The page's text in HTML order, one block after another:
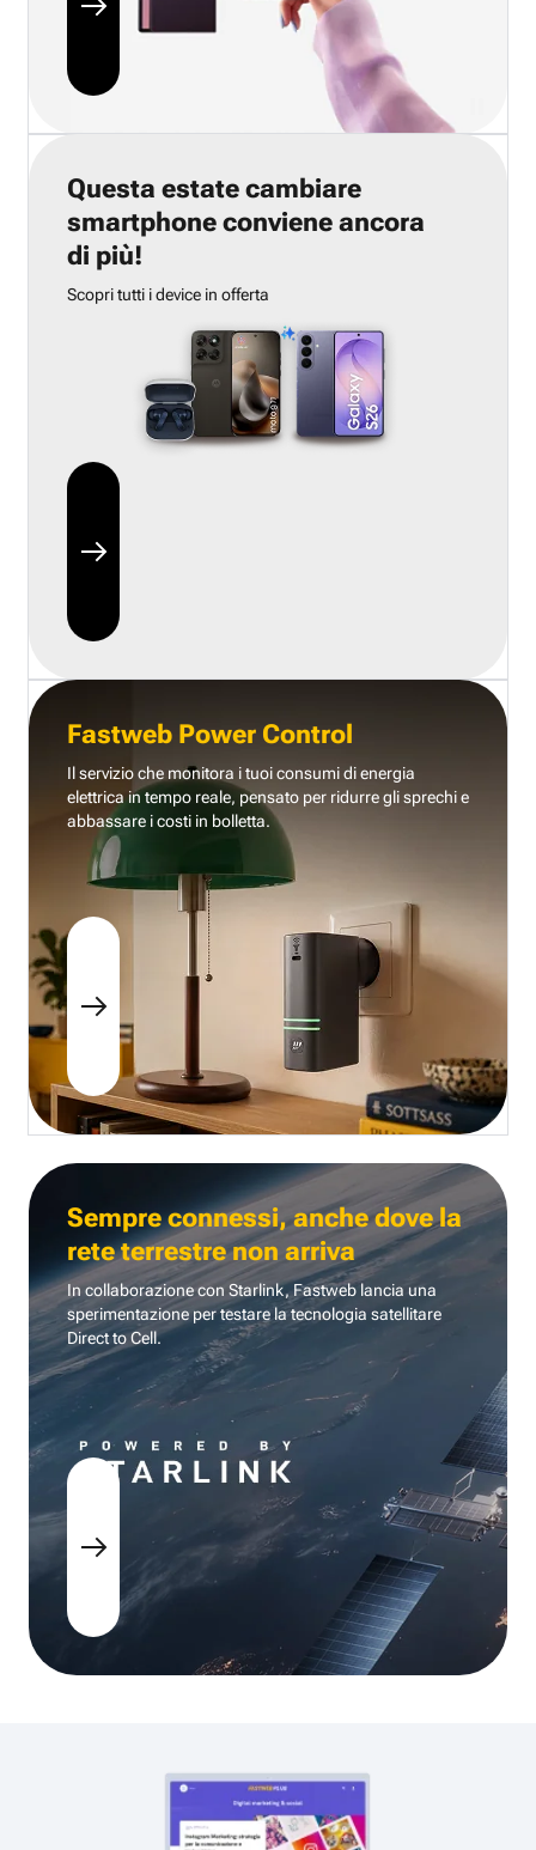
Questa estate cambiare
smartphone conviene ancora
di più!
Scopri tutti i device in offerta
Fastweb Power Control
Il servizio che monitora i tuoi consumi di energia
elettrica in tempo reale, pensato per ridurre gli sprechi e
abbassare i costi in bolletta.
Sempre connessi, anche dove la
rete terrestre non arriva
In collaborazione con Starlink, Fastweb lancia una
sperimentazione per testare la tecnologia satellitare
Direct to Cell.